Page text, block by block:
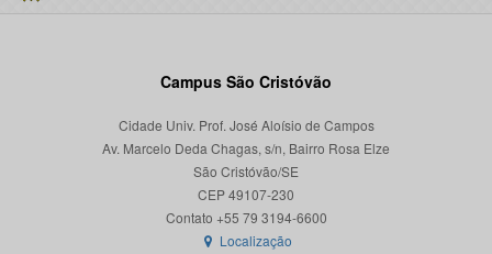
Campus São Cristóvão
Cidade Univ. Prof. José Aloísio de Campos
Av. Marcelo Deda Chagas, s/n, Bairro Rosa Elze
São Cristóvão/SE
CEP 49107-230
Localização